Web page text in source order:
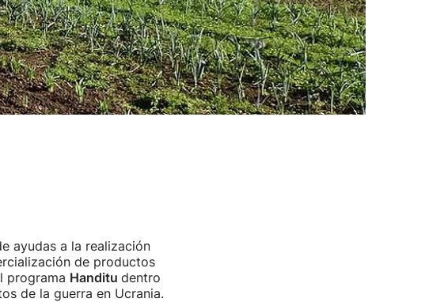
ayudas a la realización
de productos
programa Handitu dentro
de la guerra en Ucrania.